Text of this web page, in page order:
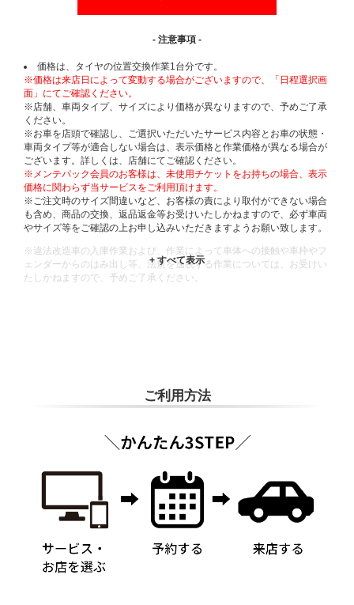
- 注意事項 -
価格は、タイヤの位置交換作業1台分です。
※価格は来店日によって変動する場合がございますので、「日程選択画
面」にてご確認ください。
※店舗、車両タイプ、サイズにより価格が異なりますので、予めご了承
ください。
※お車を店頭で確認し、ご選択いただいたサービス内容とお車の状態・
車両タイプ等が適合しない場合は、表示価格と作業価格が異なる場合が
ございます。詳しくは、店舗にてご確認ください。
※メンテパック会員のお客様は、未使用チケットをお持ちの場合、表示
価格に関わらず当サービスをご利用頂けます。
※ご注文時のサイズ間違いなど、お客様の責により取付ができない場合
も含め、商品の交換、返品返金等お受けいたしかねますので、必ず車両
やサイズ等をご確認の上お申し込みいただきますようお願い致します。
※違法改造車の入庫作業および、作業によって車体への接触や車枠やフ
ェンダーからのはみ出し等、法規を逸脱する作業については、お受けい
たしかねますので、予めご了承ください。
ご利用方法